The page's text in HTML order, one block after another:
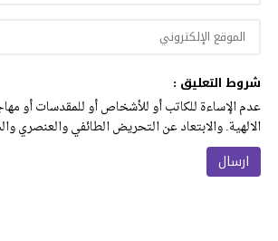
شروط التعليق :
عدم الإساءة للكاتب أو للأشخاص أو للمقدسات أو
الالهية. والابتعاد عن التحريض الطائفي والعنصري